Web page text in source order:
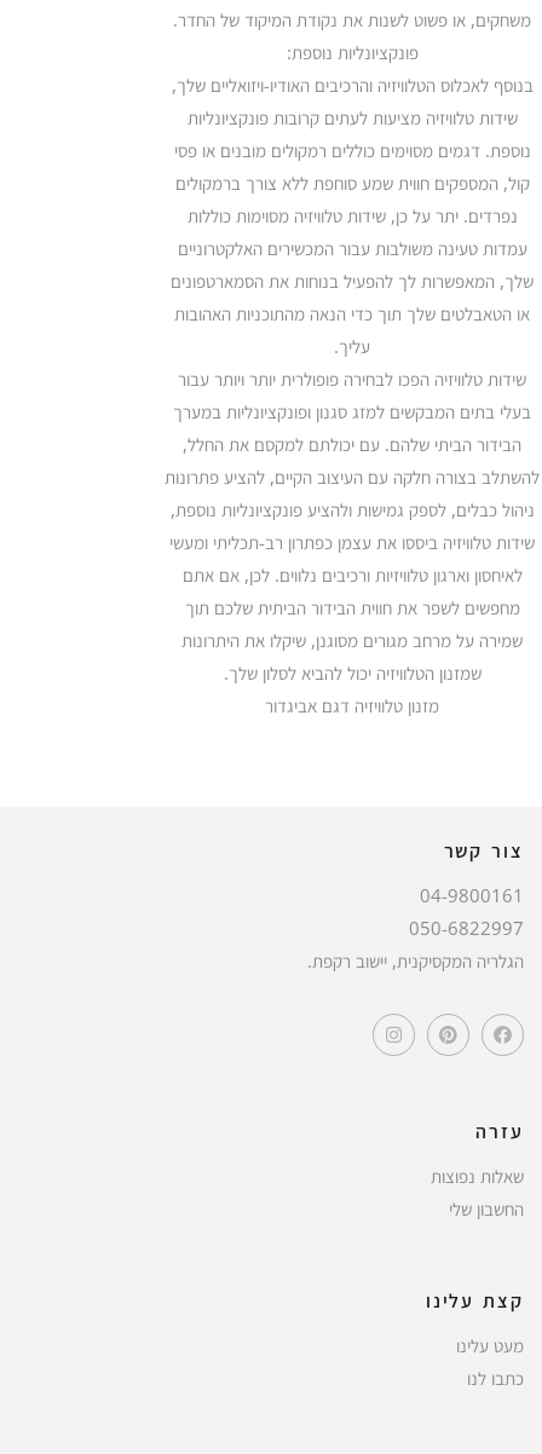
משחקים, או פשוט לשנות את נקודת המיקוד של החדר.
פונקציונליות נוספת:
בנוסף לאכלוס הטלוויזיה והרכיבים האודיו-ויזואליים שלך,
שידות טלוויזיה מציעות לעתים קרובות פונקציונליות
נוספת. דגמים מסוימים כוללים רמקולים מובנים או פסי
קול, המספקים חווית שמע סוחפת ללא צורך ברמקולים
נפרדים. יתר על כן, שידות טלוויזיה מסוימות כוללות
עמדות טעינה משולבות עבור המכשירים האלקטרוניים
שלך, המאפשרות לך להפעיל בנוחות את הסמארטפונים
או הטאבלטים שלך תוך כדי הנאה מהתוכניות האהובות
עליך.
שידות טלוויזיה הפכו לבחירה פופולרית יותר ויותר עבור
בעלי בתים המבקשים למזג סגנון ופונקציונליות במערך
הבידור הביתי שלהם. עם יכולתם למקסם את החלל,
להשתלב בצורה חלקה עם העיצוב הקיים, להציע פתרונות
ניהול כבלים, לספק גמישות ולהציע פונקציונליות נוספת,
שידות טלוויזיה ביססו את עצמן כפתרון רב-תכליתי ומעשי
לאיחסון וארגון טלוויזיות ורכיבים נלווים. לכן, אם אתם
מחפשים לשפר את חווית הבידור הביתית שלכם תוך
שמירה על מרחב מגורים מסוגנן, שיקלו את היתרונות
שמזנון הטלוויזיה יכול להביא לסלון שלך.
מזנון טלוויזיה דגם אביגדור
צור קשר
04-9800161
050-6822997
הגלריה המקסיקנית, יישוב רקפת.
עזרה
שאלות נפוצות
החשבון שלי
קצת עלינו
מעט עלינו
כתבו לנו